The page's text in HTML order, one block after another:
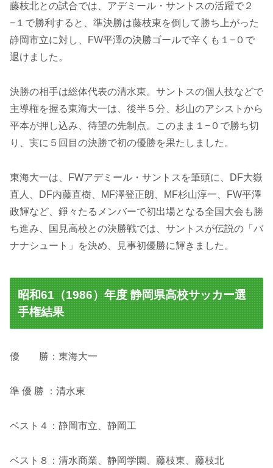
藤枝北との試合では、アデミール・サントスの活躍で２
−１で勝利すると、準決勝は藤枝東を倒して勝ち上がった
静岡市立に対し、FW平澤の決勝ゴールで辛くも１−０で
退けました。
決勝の相手は総体代表の清水東。サントスの個人技などで
主導権を握る東海大一は、後半５分、杉山のアシストから
平本が押し込み、待望の先制点。このまま１−０で勝ち切
り、実に５回目の決勝で初の優勝を果たしました。
東海大一は、FWアデミール・サントスを筆頭に、DF大嶽
直人、DF内藤直樹、MF澤登正朗、MF杉山淳一、FW平澤
政輝など、錚々たるメンバーで初出場となる全国大会も勝
ち進み、国見高校との決勝戦では、サントスが伝説の「バ
ナナシュート」を決め、見事初優勝に輝きました。
昭和61（1986）年度 静岡県高校サッカー選
手権結果
優 勝：東海大一
準 優 勝 ：清水東
ベスト４：静岡市立、静岡工
ベスト８：清水商業、静岡学園、藤枝東、藤枝北